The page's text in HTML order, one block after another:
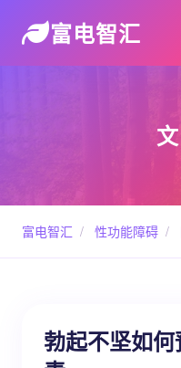
富电智汇
富电智汇 / 性功能障碍 /
勃起不坚如